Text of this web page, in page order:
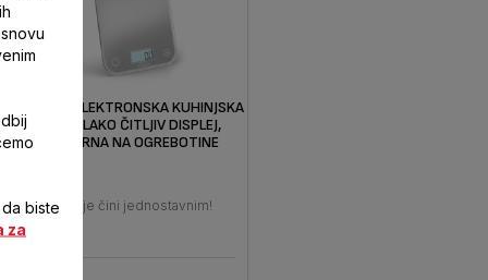
OPTISS, ELEKTRONSKA KUHINJSKA
VAGA, LAKO ČITLJIV DISPLEJ,
OTPORNA NA OGREBOTINE
Kuhanje čini jednostavnim!
biste
za